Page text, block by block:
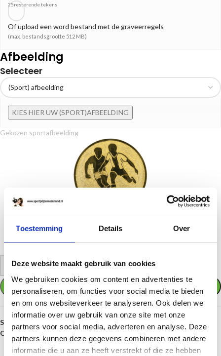
Toestemming Details Over
Deze website maakt gebruik van cookies
We gebruiken cookies om content en advertenties te
personaliseren, om functies voor social media te bieden
en om ons websiteverkeer te analyseren. Ook delen we
informatie over uw gebruik van onze site met onze
partners voor social media, adverteren en analyse. Deze
partners kunnen deze gegevens combineren met andere
informatie die u aan ze heeft verstrekt of die ze hebben
25resterende tekens
Of upload een word bestand met de graveerregels
(max. bestandsgrootte 512 MB)
Afbeelding
Selecteer
KIES HIER UW (SPORT)AFBEELDING
Gekozen sportafbeelding
01. Mannenvoetbal
+
SKU:
Categorieën: